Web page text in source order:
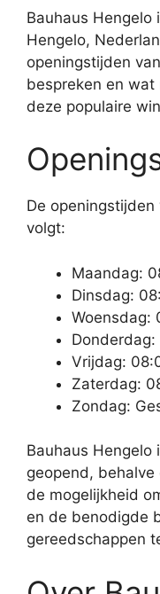
Bauhaus
Hengelo,
openingstijden
bespreken en
deze populaire
De openingstijden
volgt:
Maandag:
Dinsdag:
Woensdag:
Vrijdag:
Zaterdag:
Zondag:
Bauhaus Hengelo
geopend,
de mogelijkheid
en de benodigde
gereedschappen